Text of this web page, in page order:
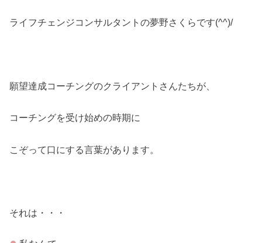
ライフチェンジコンサルタントの夢野さくらです(^^)/
願望達成コーチングのクライアントさんたちが、
コーチングを受け始めの時期に
こぞって口にする言葉があります。
それは・・・